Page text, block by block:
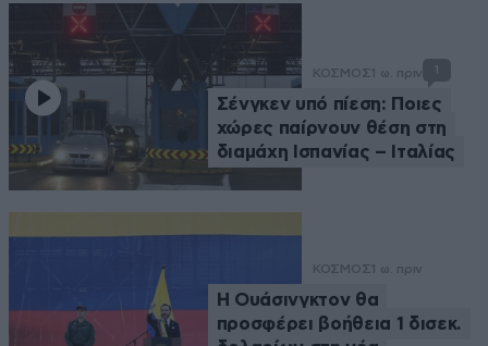
ΚΟΣΜΟΣ 1 ω. πριν
Σένγκεν υπό πίεση: Ποιες
χώρες παίρνουν θέση στη
διαμάχη Ισπανίας – Ιταλίας
ΚΟΣΜΟΣ 1 ω. πριν
Η Ουάσινγκτον θα
προσφέρει βοήθεια 1 δισεκ.